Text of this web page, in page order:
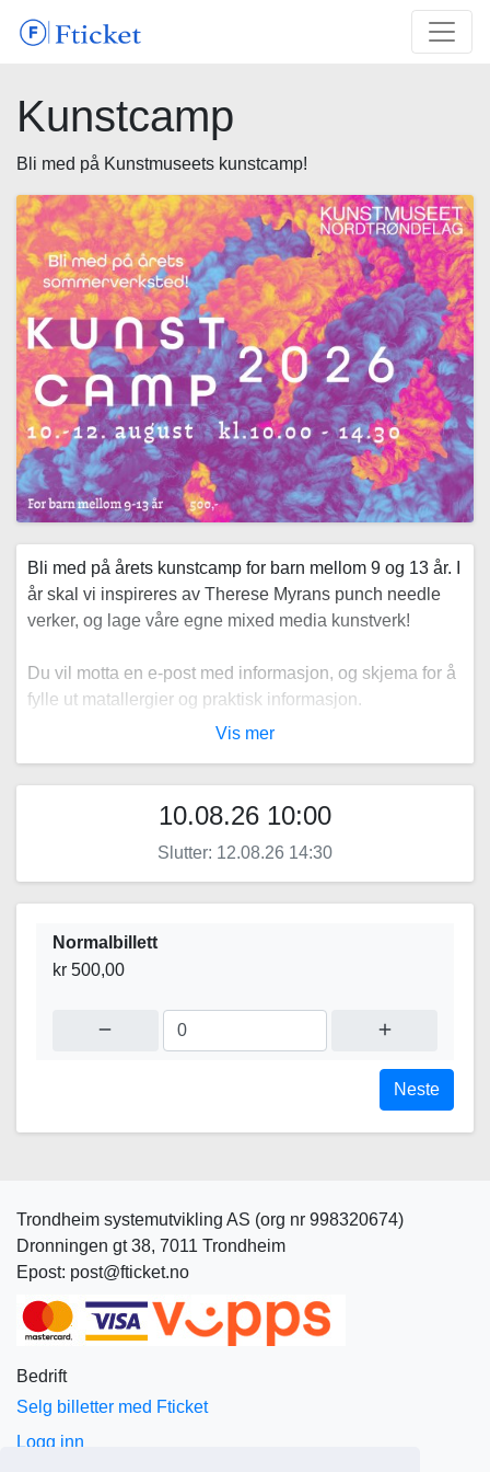
Kunstcamp
Bli med på Kunstmuseets kunstcamp!
Bli med på årets kunstcamp for barn mellom 9 og 13 år. I
år skal vi inspireres av Therese Myrans punch needle
verker, og lage våre egne mixed media kunstverk!
Du vil motta en e-post med informasjon, og skjema for å
fylle ut matallergier og praktisk informasjon.
Stasjonsgata 3 , 7800 Namsos
Kunstmuseet NordTrøndelag
Vis mer
10.08.26 10:00
Slutter: 12.08.26 14:30
Normalbillett
kr 500,00
remove add
Neste
Trondheim systemutvikling AS (org nr 998320674)
Dronningen gt 38, 7011 Trondheim
Epost: post@fticket.no
Bedrift
Selg billetter med Fticket
Logg inn